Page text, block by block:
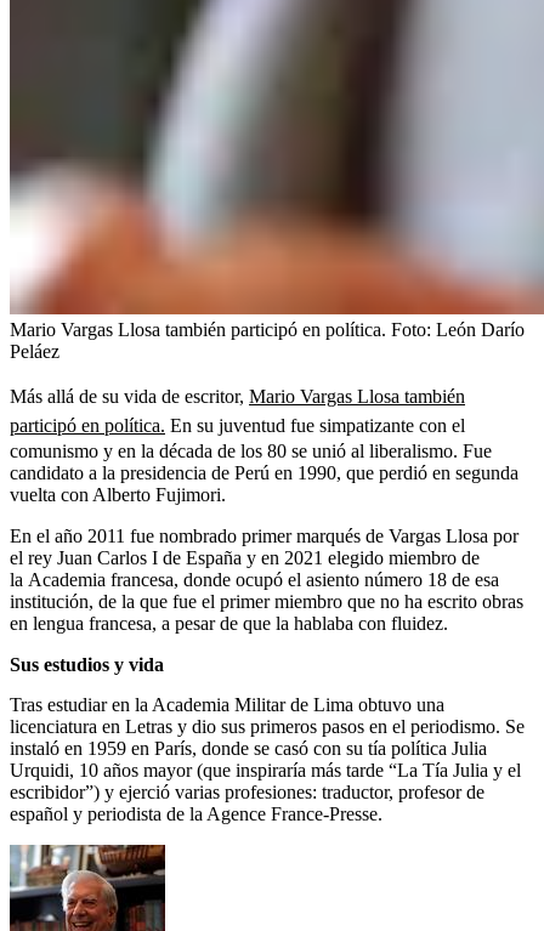
Mario Vargas Llosa también participó en política. Foto: León Darío
Peláez
Más allá de su vida de escritor, Mario Vargas Llosa también
participó en política. En su juventud fue simpatizante con el
comunismo y en la década de los 80 se unió al liberalismo. Fue
candidato a la presidencia de Perú en 1990, que perdió en segunda
vuelta con Alberto Fujimori.
En el año 2011 fue nombrado primer marqués de Vargas Llosa por
el rey Juan Carlos I de España y en 2021 elegido miembro de
la Academia francesa, donde ocupó el asiento número 18 de esa
institución, de la que fue el primer miembro que no ha escrito obras
en lengua francesa, a pesar de que la hablaba con fluidez.
Sus estudios y vida
Tras estudiar en la Academia Militar de Lima obtuvo una
licenciatura en Letras y dio sus primeros pasos en el periodismo. Se
instaló en 1959 en París, donde se casó con su tía política Julia
Urquidi, 10 años mayor (que inspiraría más tarde “La Tía Julia y el
escribidor”) y ejerció varias profesiones: traductor, profesor de
español y periodista de la Agence France-Presse.